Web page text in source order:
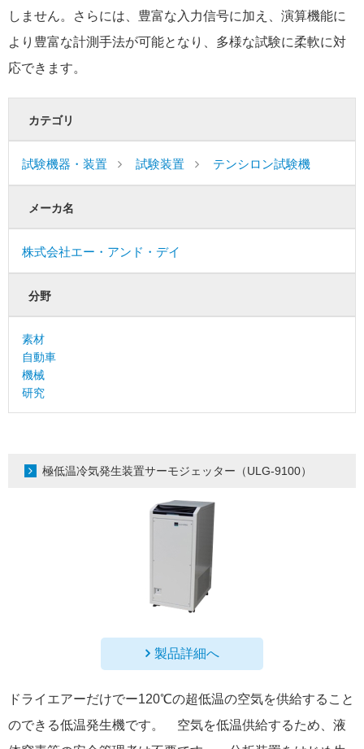
しません。さらには、豊富な入力信号に加え、演算機能に
より豊富な計測手法が可能となり、多様な試験に柔軟に対
応できます。
カテゴリ
試験機器・装置 試験装置 テンシロン試験機
メーカ名
株式会社エー・アンド・デイ
分野
素材
自動車
機械
研究
極低温冷気発生装置サーモジェッター（ULG-9100）
製品詳細へ
ドライエアーだけでー120℃の超低温の空気を供給すること
のできる低温発生機です。 空気を低温供給するため、液